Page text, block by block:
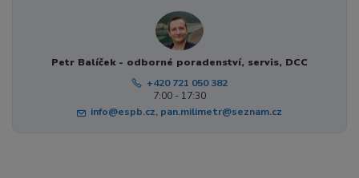
Petr Balíček - odborné poradenství, servis, DCC
+420 721 050 382
7:00 - 17:30
info@espb.cz, pan.milimetr@seznam.cz